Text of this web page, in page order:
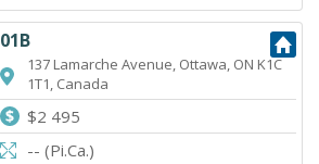
01B
137 Lamarche Avenue, Ottawa, ON K1C
1T1, Canada
$2 495
-- (Pi.Ca.)